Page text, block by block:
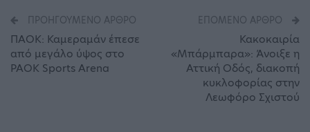
ΠΡΟΗΓΟΎΜΕΝΟ ΆΡΘΡΟ
ΠΑΟΚ: Καμεραμάν έπεσε
από μεγάλο ύψος στο
PAOK Sports Arena
ΕΠΌΜΕΝΟ ΆΡΘΡΟ
Κακοκαιρία
«Μπάρμπαρα»: Άνοιξε η
Αττική Οδός, διακοπή
κυκλοφορίας στην
Λεωφόρο Σχιστού